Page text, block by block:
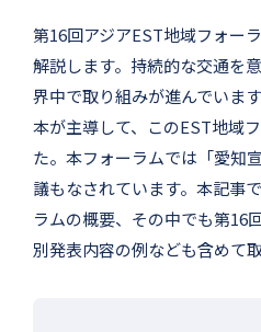
第16回アジアEST地域フォー
解説します。持続的な交通を
界中で取り組みが進んでいま
本が主導して、このEST地域
た。本フォーラムでは「愛知
議もなされています。本記事
ラムの概要、その中でも第16
別発表内容の例なども含めて